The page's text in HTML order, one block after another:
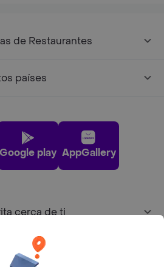
de Restaurantes
países
Google play AppGallery
cerca de ti